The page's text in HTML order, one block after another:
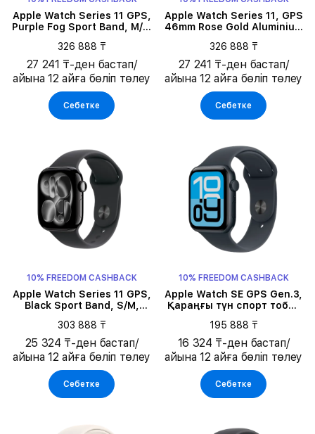
Apple Watch Series 11 GPS,
Purple Fog Sport Band, M/L,
326 888 ₸
27 241 ₸-ден бастап/
айына 12 айға бөліп төлеу
Себетке
Apple Watch Series 11, GPS
46mm Rose Gold Aluminium
Band - M/L
326 888 ₸
27 241 ₸-ден бастап/
айына 12 айға бөліп төлеу
Себетке
10% FREEDOM CASHBACK
Apple Watch Series 11 GPS,
Black Sport Band, S/M,
303 888 ₸
25 324 ₸-ден бастап/
айына 12 айға бөліп төлеу
Себетке
10% FREEDOM CASHBACK
Apple Watch SE GPS Gen.3,
Қараңғы түн спорт тобы,
195 888 ₸
16 324 ₸-ден бастап/
айына 12 айға бөліп төлеу
Себетке